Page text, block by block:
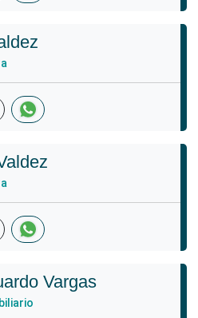
Vargas